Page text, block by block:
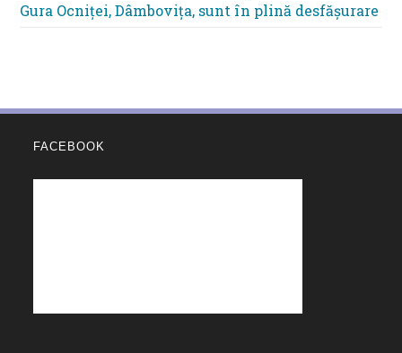
Gura Ocniței, Dâmbovița, sunt în plină desfășurare
FACEBOOK